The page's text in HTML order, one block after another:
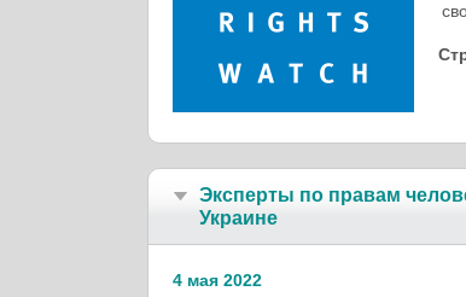
Эксперты по правам
Украине
4 мая 2022